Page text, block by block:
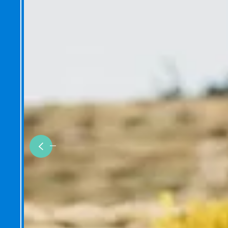
Previous